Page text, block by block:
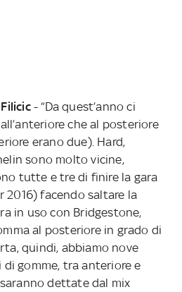
- “Da quest’anno ci
che al posteriore
erano due). Hard,
sono molto vicine,
tutte e tre di finire la gara
2016) facendo saltare la
in uso con Bridgestone,
al posteriore in grado di
quindi, abbiamo nove
gomme, tra anteriore e
dettate dal mix